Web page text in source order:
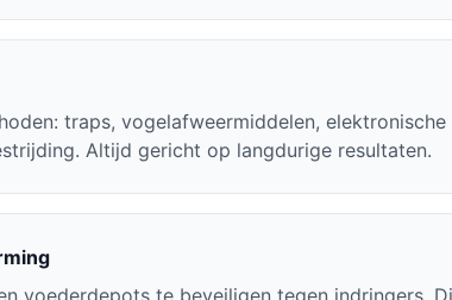
traps, vogelafweermiddelen,
Altijd gericht op langdurige resultaten.
voederdepots te beveiligen tegen indringers.